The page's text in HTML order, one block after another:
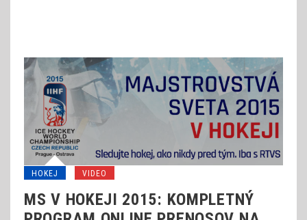
HOKEJ VIDEO
MS V HOKEJI 2015: KOMPLETNÝ